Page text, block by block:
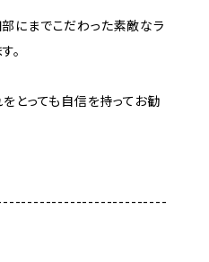
にまでこだわった素敵なラ
。
をとっても自信を持ってお勧